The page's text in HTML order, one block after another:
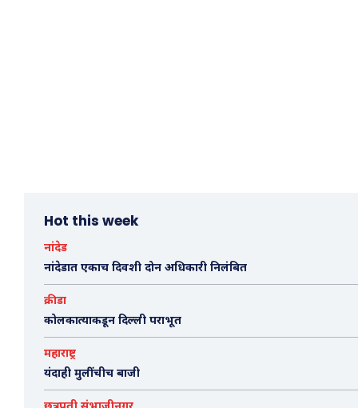
Hot this week
नांदेड
नांदेडात एकाच दिवशी दोन अधिकारी निलंबित
क्रीडा
कोलकात्याकडून दिल्ली पराभूत
महाराष्ट्र
यंदाही मुलींचीच बाजी